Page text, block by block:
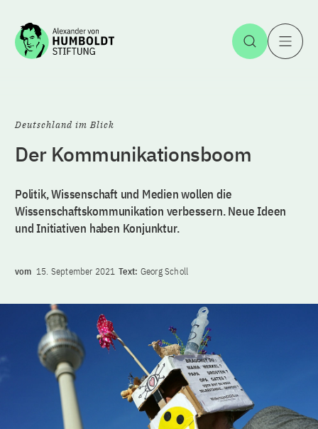
Zum Inhalt springen Suche
Deutschland im Blick
Der Kommunikationsboom
Politik, Wissenschaft und Medien wollen die
Wissenschaftskommunikation verbessern. Neue Ideen
und Initiativen haben Konjunktur.
vom 15. September 2021 Text: Georg Scholl